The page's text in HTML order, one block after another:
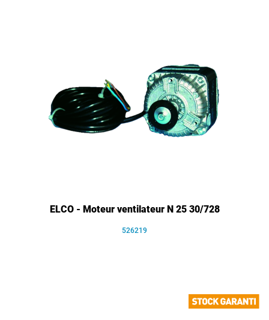
ELCO - Moteur ventilateur N 25 30/728
526219